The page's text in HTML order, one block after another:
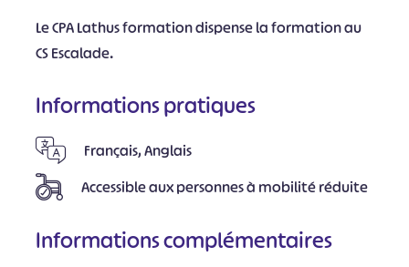
Le CPA Lathus formation dispense la formation au
CS Escalade.
Informations pratiques
Français, Anglais
Accessible aux personnes à mobilité réduite
Informations complémentaires